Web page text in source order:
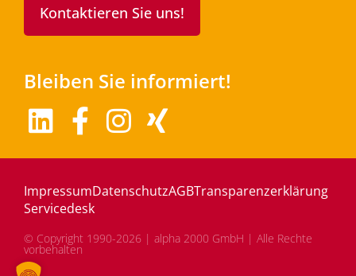
Kontaktieren Sie uns!
Bleiben Sie informiert!
ImpressumDatenschutzAGBTransparenzerklärung
Servicedesk
© Copyright 1990-2026 | alpha 2000 GmbH | Alle Rechte
vorbehalten